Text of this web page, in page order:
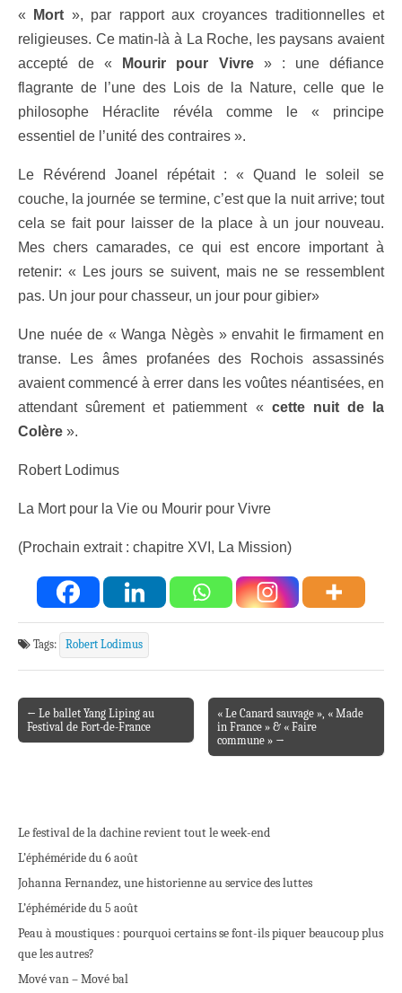
«
Mort », par rapport aux croyances traditionnelles et
religieuses. Ce matin-là à La Roche, les paysans avaient
accepté de «
Mourir pour Vivre» : une défiance
flagrante de l’une des Lois de la Nature, celle que le
philosophe Héraclite révéla comme le « principe
essentiel de l’unité des contraires ».
Le Révérend Joanel répétait : « Quand le soleil se
couche, la journée se termine, c’est que la nuit arrive; tout
cela se fait pour laisser de la place à un jour nouveau.
Mes chers camarades, ce qui est encore important à
retenir: « Les jours se suivent, mais ne se ressemblent
pas. Un jour pour chasseur, un jour pour gibier»
Une nuée de « Wanga Nègès » envahit le firmament en
transe. Les âmes profanées des Rochois assassinés
avaient commencé à errer dans les voûtes néantisées, en
attendant sûrement et patiemment « cette nuit de la
Colère ».
Robert Lodimus
La Mort pour la Vie ou Mourir pour Vivre
(Prochain extrait : chapitre XVI, La Mission)
Tags: Robert Lodimus
Post navigation
← Le ballet Yang Liping au
Festival de Fort-de-France
« Le Canard sauvage », « Made
in France » & « Faire
commune » →
Le festival de la dachine revient tout le week-end
L’éphéméride du 6 août
Johanna Fernandez, une historienne au service des luttes
L’éphéméride du 5 août
Peau à moustiques : pourquoi certains se font-ils piquer beaucoup plus
que les autres?
Mové van – Mové bal